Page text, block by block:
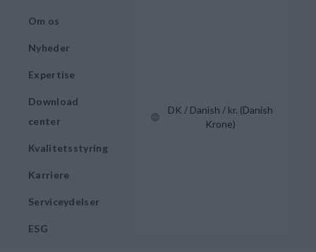
Om os
Nyheder
Expertise
Download
center
Kvalitetsstyring
Karriere
Serviceydelser
ESG
DK / Danish / kr. (Danish
Krone)